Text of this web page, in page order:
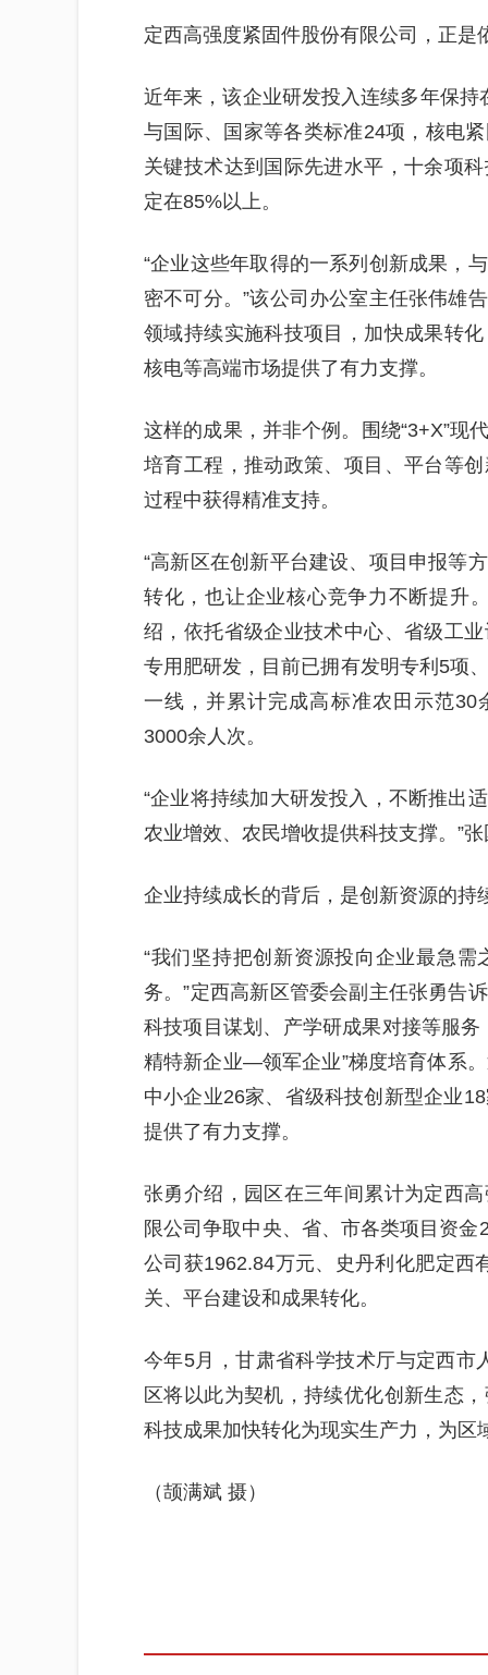
定西高强度紧固件股份有限公司，正
近年来，该企业研发投入连续多年保
与国际、国家等各类标准24项，核电
关键技术达到国际先进水平，十余项
定在85%以上。
“企业这些年取得的一系列创新成果，
密不可分。”该公司办公室主任张伟雄
领域持续实施科技项目，加快成果转
核电等高端市场提供了有力支撑。
这样的成果，并非个例。围绕“3+X”现
培育工程，推动政策、项目、平台等
过程中获得精准支持。
“高新区在创新平台建设、项目申报等
转化，也让企业核心竞争力不断提升
绍，依托省级企业技术中心、省级工
专用肥研发，目前已拥有发明专利5项
一线，并累计完成高标准农田示范
3000余人次。
“企业将持续加大研发投入，不断推出
农业增效、农民增收提供科技支撑。”
企业持续成长的背后，是创新资源的
“我们坚持把创新资源投向企业最急
务。”定西高新区管委会副主任张勇告
科技项目谋划、产学研成果对接等服
精特新企业—领军企业”梯度培育体系
中小企业26家、省级科技创新型企业
提供了有力支撑。
张勇介绍，园区在三年间累计为定西
限公司争取中央、省、市各类项目资
公司获1962.84万元、史丹利化肥定西
关、平台建设和成果转化。
今年5月，甘肃省科学技术厅与定西市
区将以此为契机，持续优化创新生态
科技成果加快转化为现实生产力，为区
（颉满斌 摄）